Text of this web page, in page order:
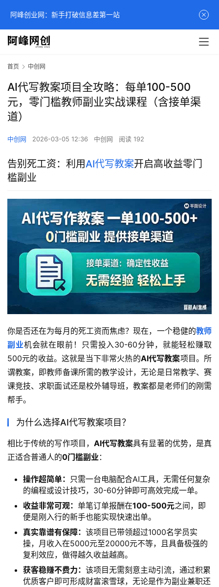
首页 中创网
AI代写教案项目全攻略：每单100-500
元，零门槛教师副业实战课程（含接单渠
道）
中创网 2026-03-05 12:36 中创网 阅读 192
告别死工资：利用AI代写教案开启高收益零门
槛副业
你是否还在为每月的死工资而焦虑？现在，一个稳健的教师
副业机会就在眼前！只需投入30-60分钟，就能轻松赚取
500元的收益。这就是当下非常火热的AI代写教案项目。所
谓教案，即教师备课所需的教学设计，无论是日常教学、赛
课竞技、求职面试还是校外辅导班，教案都是老师们的刚需
帮手。
为什么选择AI代写教案项目？
相比于传统的写作项目， AI代写教案具有显著的优势，是真
正适合普通人的0门槛副业：
操作超简单： 只需一台电脑配合AI工具，无需任何复杂
的编程或设计技巧，30-60分钟即可高效完成一单。
收益非常可观： 单笔订单报酬在100-500元之间，即
便是刚入行的新手也能实现快速出单。
真实靠谱有保障： 该项目已带领超过1000名学员实
操，月收入在5000元至20000元不等，且具备极强的
复利效应，做得越久收益越高。
获客稳赚不费力： 该项目无需刻意主动引流，通过积累
优质客户即可形成财富滚雪球，无论是作为副业兼职还
阿峰创业网：新手打破信息差第一站